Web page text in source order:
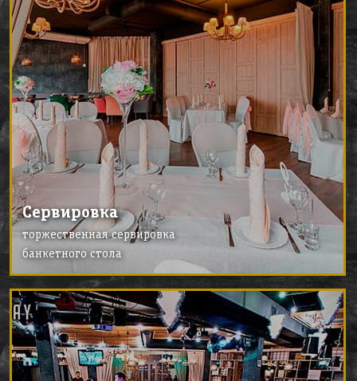
Сервировка
торжественная сервировка
банкетного стола